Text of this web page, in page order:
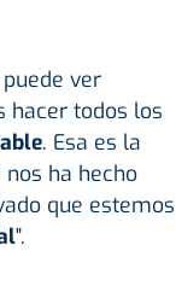
ver
hacer todos los
. Esa es la
ha hecho
que estemos
".